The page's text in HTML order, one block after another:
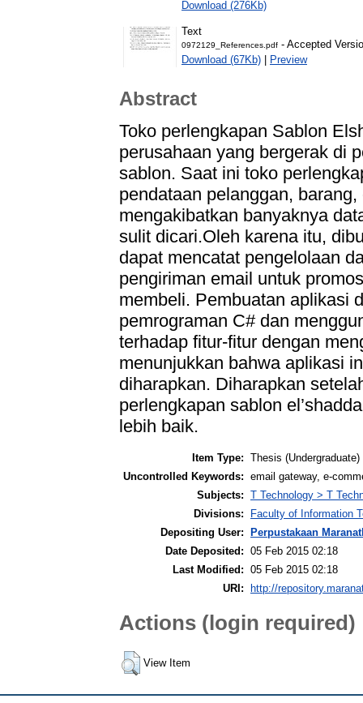
Download (276Kb)
Text
0972129_References.pdf - Accepted
Download (67Kb) | Preview
Abstract
Toko perlengkapan Sablon
perusahaan yang bergerak di
sablon. Saat ini toko
pendataan pelanggan,
mengakibatkan banyaknya
sulit dicari.Oleh karena itu,
dapat mencatat pengelolaan
pengiriman email untuk
membeli. Pembuatan aplikasi
pemrograman C# dan
terhadap fitur-fitur dengan
menunjukkan bahwa aplikasi
diharapkan. Diharapkan
perlengkapan sablon
lebih baik.
Item Type: Thesis (Undergraduate)
Uncontrolled Keywords: email gateway, e-
Subjects: T Technology > T
Divisions:
Faculty of Information
Depositing User:
Perpustakaan
Date Deposited: 05 Feb 2015 02:18
Last Modified: 05 Feb 2015 02:18
URI:
http://
Actions (login required)
View Item